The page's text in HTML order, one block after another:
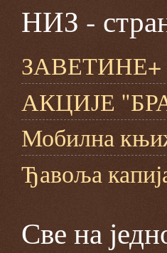
НИЗ -
ЗАВЕТИНЕ+
АКЦИЈЕ
Мобилна
Ђавоља
Све на